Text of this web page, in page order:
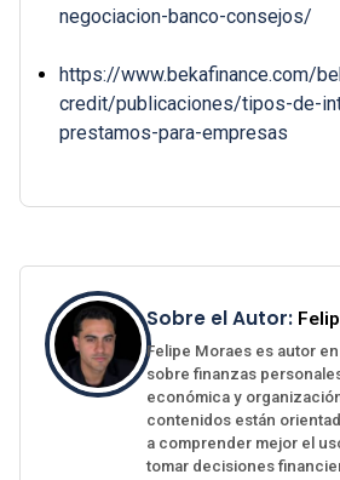
negociacion-banco-consejos/
https://www.bekafinance.com/
credit/publicaciones/tipos-de-
prestamos-para-empresas
Sobre el Autor:
Felipe Moraes es autor
sobre finanzas
económica y
contenidos están
a comprender mejor el
tomar decisiones